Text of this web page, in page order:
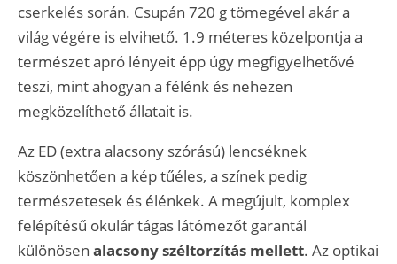
cserkelés során. Csupán 720 g tömegével akár a
világ végére is elvihető. 1.9 méteres közelpontja a
természet apró lényeit épp úgy megfigyelhetővé
teszi, mint ahogyan a félénk és nehezen
megközelíthető állatait is.
Az ED (extra alacsony szórású) lencséknek
köszönhetően a kép tűéles, a színek pedig
természetesek és élénkek. A megújult, komplex
felépítésű okulár tágas látómezőt garantál
különösen alacsony széltorzítás mellett. Az optikai